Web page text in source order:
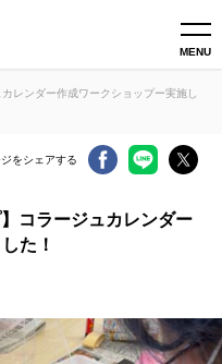
MENU
レンダー作成ワークショップー実施し
をシェアする
】コラージュカレンダー
た！